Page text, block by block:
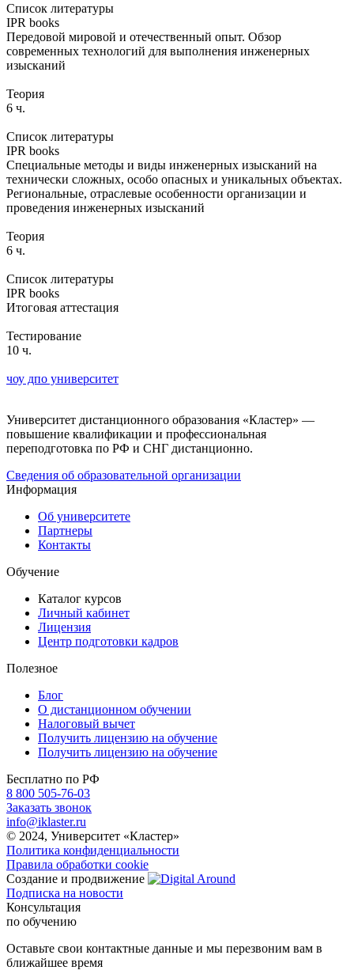
Список литературы
IPR books
Передовой мировой и отечественный опыт. Обзор
современных технологий для выполнения инженерных
изысканий
Теория
6 ч.
Список литературы
IPR books
Специальные методы и виды инженерных изысканий на
технически сложных, особо опасных и уникальных объектах.
Региональные, отраслевые особенности организации и
проведения инженерных изысканий
Теория
6 ч.
Список литературы
IPR books
Итоговая аттестация
Тестирование
10 ч.
чоу дпо университет
Университет дистанционного образования «Кластер» —
повышение квалификации и профессиональная
переподготовка по РФ и СНГ дистанционно.
Сведения об образовательной организации
Информация
Об университете
Партнеры
Контакты
Обучение
Каталог курсов
Личный кабинет
Лицензия
Центр подготовки кадров
Полезное
Блог
О дистанционном обучении
Налоговый вычет
Получить лицензию на обучение
Получить лицензию на обучение
Бесплатно по РФ
8 800 505-76-03
Заказать звонок
info@iklaster.ru
© 2024, Университет «Кластер»
Политика конфиденциальности
Правила обработки cookie
Создание и продвижение
Подписка на новости
Консультация
по обучению
Оставьте свои контактные данные и мы перезвоним вам в
ближайшее время